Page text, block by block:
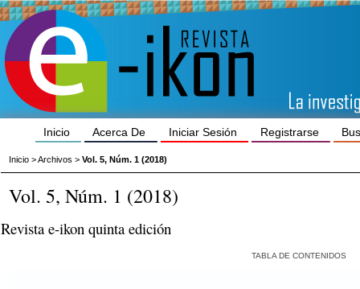
Inicio Acerca De Iniciar Sesión Registrarse
Inicio >Archivos > Vol. 5, Núm. 1 (2018)
Vol. 5, Núm. 1 (2018)
Revista e-ikon quinta edición
TABLA DE CONTENIDOS